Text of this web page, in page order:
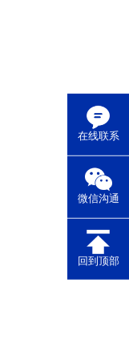
在线联系
微信沟通
回到顶部